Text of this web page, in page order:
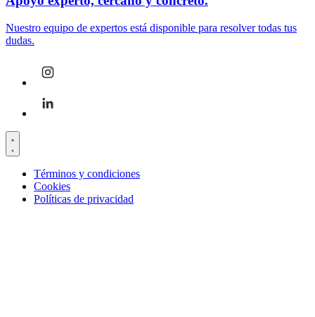
Nuestro equipo de expertos está disponible para resolver todas tus
dudas.
Términos y condiciones
Cookies
Políticas de privacidad